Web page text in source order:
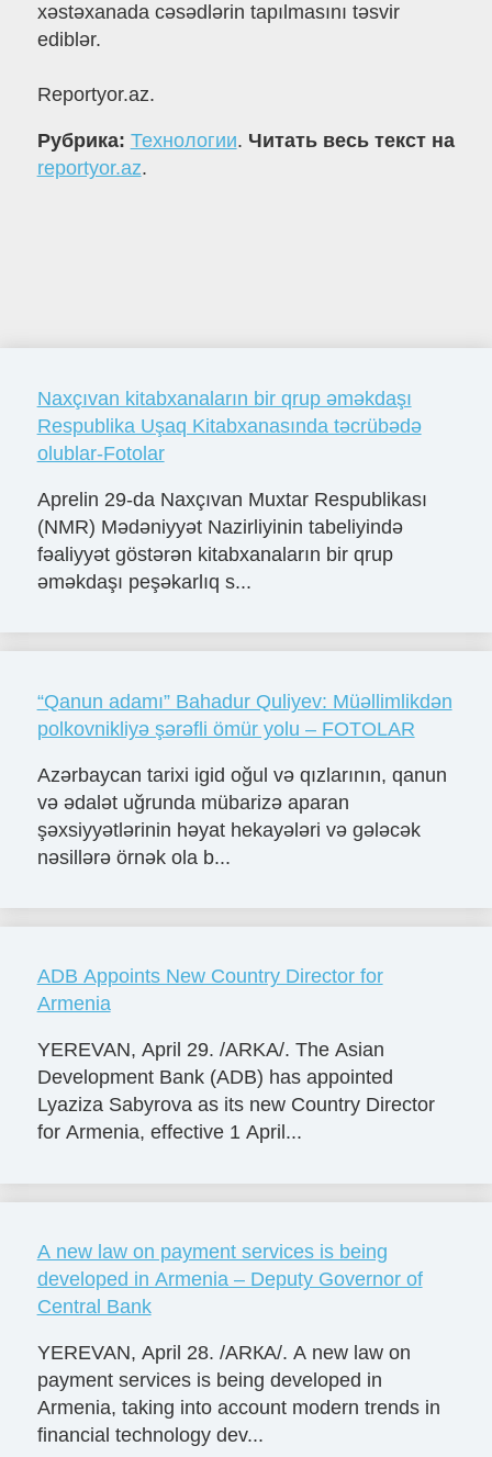
xəstəxanada cəsədlərin tapılmasını təsvir
ediblər.
Reportyor.az.
Рубрика: Технологии. Читать весь текст на
reportyor.az.
Naxçıvan kitabxanaların bir qrup əməkdaşı
Respublika Uşaq Kitabxanasında təcrübədə
olublar-Fotolar
Aprelin 29-da Naxçıvan Muxtar Respublikası
(NMR) Mədəniyyət Nazirliyinin tabeliyində
fəaliyyət göstərən kitabxanaların bir qrup
əməkdaşı peşəkarlıq s...
“Qanun adamı” Bahadur Quliyev: Müəllimlikdən
polkovnikliyə şərəfli ömür yolu – FOTOLAR
Azərbaycan tarixi igid oğul və qızlarının, qanun
və ədalət uğrunda mübarizə aparan
şəxsiyyətlərinin həyat hekayələri və gələcək
nəsillərə örnək ola b...
ADB Appoints New Country Director for
Armenia
YEREVAN, April 29. /ARKA/. The Asian
Development Bank (ADB) has appointed
Lyaziza Sabyrova as its new Country Director
for Armenia, effective 1 April...
A new law on payment services is being
developed in Armenia – Deputy Governor of
Central Bank
YEREVAN, April 28. /ARКА/. A new law on
payment services is being developed in
Armenia, taking into account modern trends in
financial technology dev...